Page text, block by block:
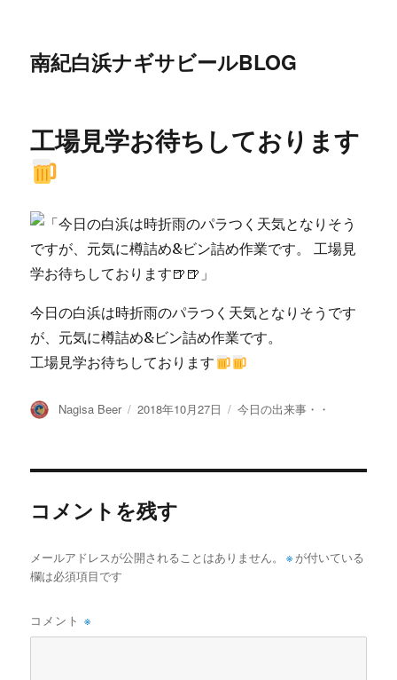
南紀白浜ナギサビールBLOG
工場見学お待ちしております
今日の白浜は時折雨のパラつく天気となりそうです
が、元気に樽詰め&ビン詰め作業です。
工場見学お待ちしております
投
Nagisa Beer
投
2018年10月27日
カ
今日の出来事・・
コメントを残す
メールアドレスが公開されることはありません。 ※ が付いている
欄は必須項目です
コメント※